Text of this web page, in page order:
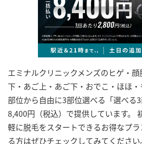
エミナルクリニックメンズのヒゲ・
下・あご上・あご下・おでこ・ほほ
部位から自由に3部位選べる「選べる
8,400円（税込）で提供しています。
軽に脱毛をスタートできるお得なプ
る方はぜひチェックしてみてください